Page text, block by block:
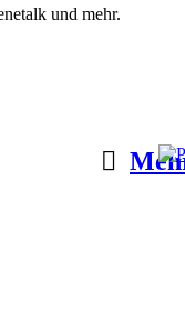
und mehr.